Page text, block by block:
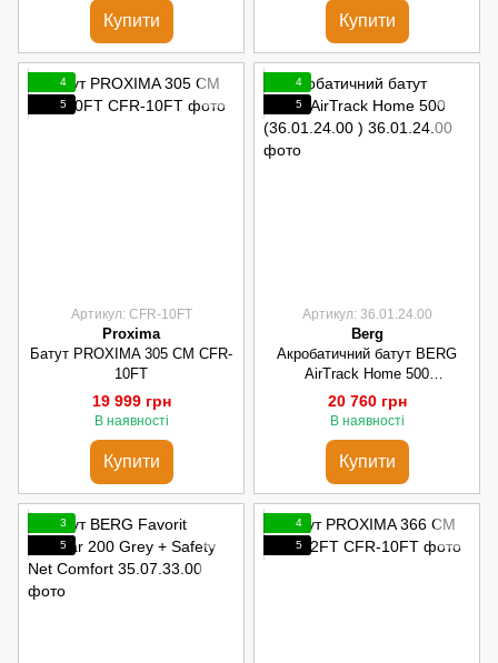
Купити Купити
4
5
Артикул: CFR-10FT
Proxima
Батут PROXIMA 305 СМ CFR-
10FT
19 999 грн
В наявності
Купити
4
5
Артикул: 36.01.24.00
Berg
Акробатичний батут BERG
AirTrack Home 500
(36.01.24.00 )
20 760 грн
В наявності
Купити
3
5
4
5